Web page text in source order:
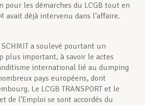
pour les démarches du LCGB tout en
avait déjà intervenu dans l’affaire.
a soulevé pourtant un
plus important, à savoir le actes
international lié au dumping
pays européens, dont
Le LCGB TRANSPORT et le
de l’Emploi se sont accordés du